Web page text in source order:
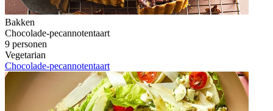
Bakken
Chocolade-pecannotentaart
9 personen
Vegetarian
Chocolade-pecannotentaart